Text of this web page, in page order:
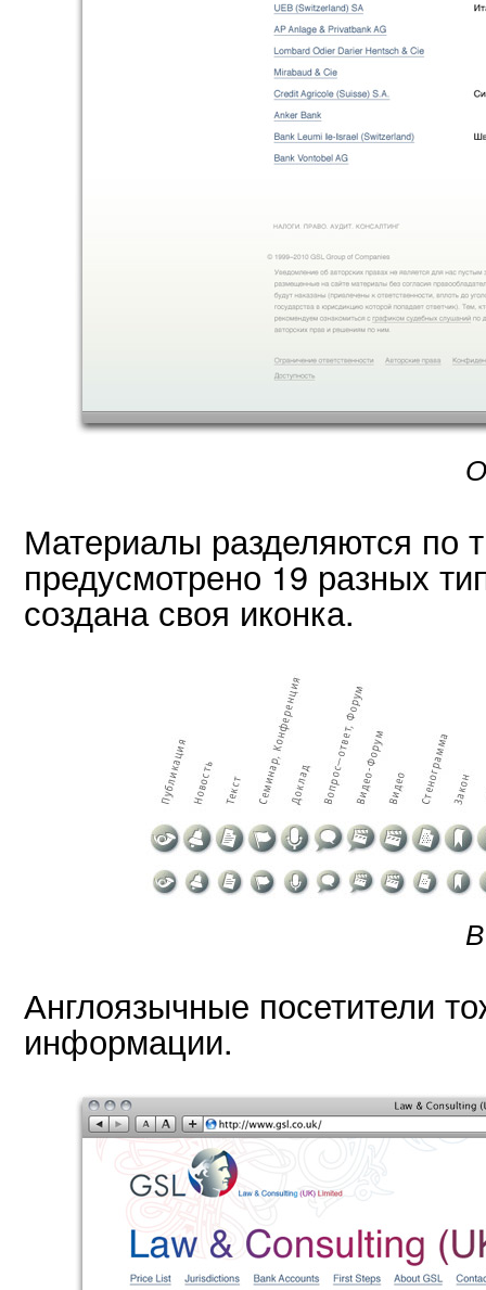
Материалы разделяются по
предусмотрено 19 разных
создана своя иконка.
Англоязычные посетители
информации.